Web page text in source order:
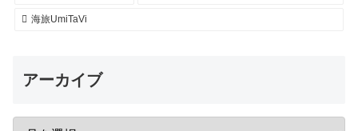
海旅UmiTaVi
アーカイブ